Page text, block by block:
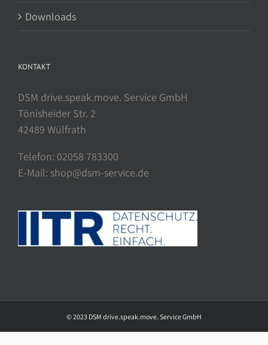
Downloads
KONTAKT
DSM drive.speak.move. Service GmbH
Tönisheider Str. 2
42489 Wülfrath
Telefon: 02058 783300
E-Mail: shop@dsm-service.de
© 2023 DSM drive.speak.move. Service GmbH